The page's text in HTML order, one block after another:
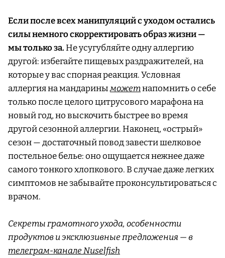
Если после всех манипуляций с уходом остались
силы немного скорректировать образ жизни —
мы только за.Не усугубляйте одну аллергию
другой: избегайте пищевых раздражителей, на
которые у вас спорная реакция. Условная
аллергия на мандариныможетнапомнить о себе
только после целого цитрусового марафона на
новый год, но выскочить быстрее во время
другой сезонной аллергии. Наконец, «острый»
сезон — достаточный повод завести шелковое
постельное белье: оно ощущается нежнее даже
самого тонкого хлопкового. В случае даже легких
симптомов не забывайте проконсультироваться с
врачом.
Секреты грамотного ухода, особенности
продуктов и эксклюзивные предложения — в
телеграм-канале Nuselfish